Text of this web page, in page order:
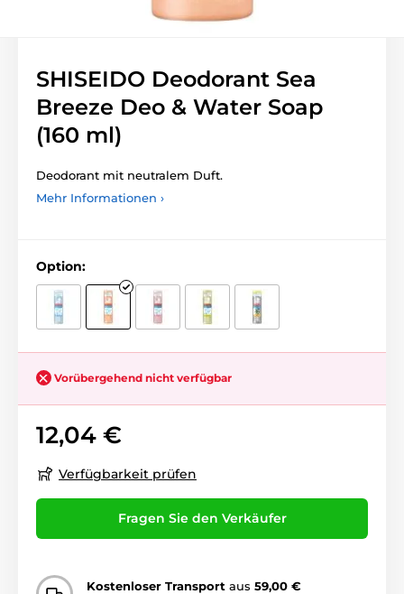
SHISEIDO Deodorant Sea
Breeze Deo & Water Soap
(160 ml)
Deodorant mit neutralem Duft.
Mehr Informationen ›
Option:
Vorübergehend nicht verfügbar
12,04 €
Verfügbarkeit prüfen
Fragen Sie den Verkäufer
Kostenloser Transport aus 59,00 €